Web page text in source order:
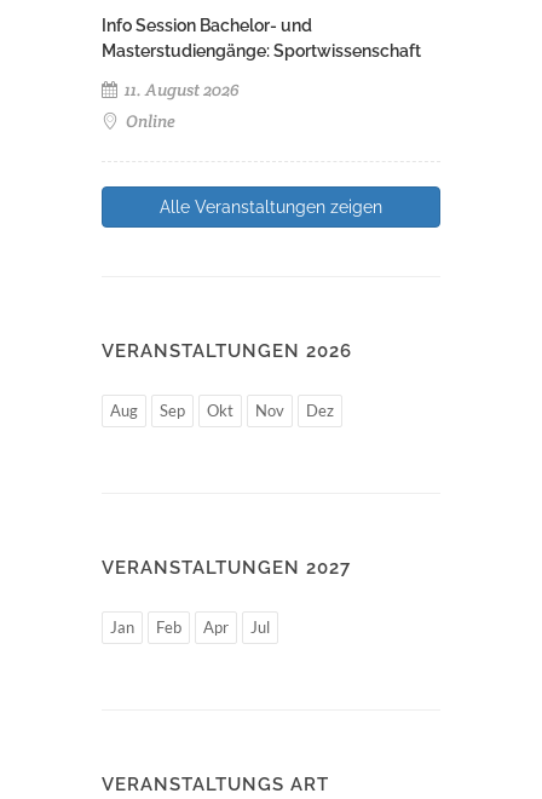
Info Session Bachelor- und
Masterstudiengänge: Sportwissenschaft
11. August 2026
Online
Alle Veranstaltungen zeigen
VERANSTALTUNGEN 2026
Aug Sep Okt Nov Dez
VERANSTALTUNGEN 2027
Jan Feb Apr Jul
VERANSTALTUNGS ART